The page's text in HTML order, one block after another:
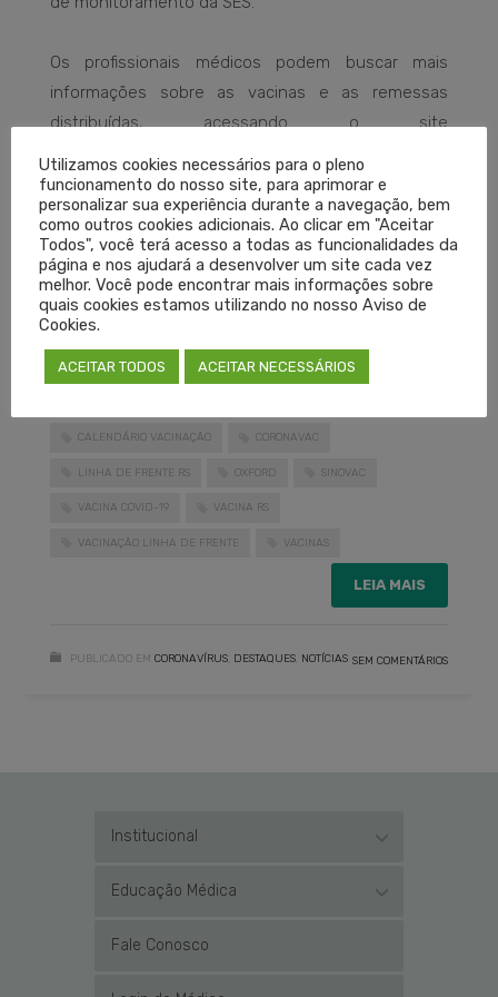
Os profissionais médicos podem buscar mais
informações sobre as vacinas e as remessas
distribuídas, acessando o site
Também é possível denunciar possíveis “fura-filas”,
as pessoas que estão fora dos grupos prioritários
e que receberam dose do imunizante
indevidamente. Para denunciar,ACESSE AQUI
preencha o formulário da Secretaria da Saúde e
Ministério Público.
CALENDÁRIO VACINAÇÃO CORONAVAC
LINHA DE FRENTE RS OXFORD SINOVAC
VACINA COVID-19 VACINA RS
VACINAÇÃO LINHA DE FRENTE VACINAS
LEIA MAIS
PUBLICADO EM CORONAVÍRUS DESTAQUES NOTÍCIAS SEM COMENTÁRIOS
Institucional
Educação Médica
Fale Conosco
Utilizamos cookies necessários para o pleno
funcionamento do nosso site, para aprimorar e
personalizar sua experiência durante a navegação, bem
como outros cookies adicionais. Ao clicar em "Aceitar
Todos", você terá acesso a todas as funcionalidades da
página e nos ajudará a desenvolver um site cada vez
melhor. Você pode encontrar mais informações sobre
quais cookies estamos utilizando no nosso Aviso de
Cookies.
ACEITAR TODOS ACEITAR NECESSÁRIOS